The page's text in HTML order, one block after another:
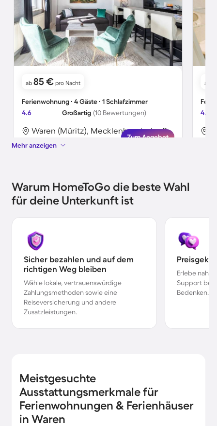
ab 85 € pro Nacht
Ferienwohnung ∙ 4 Gäste ∙ 1 Schlafzimmer
4.6
Großartig (10 Bewertungen)
Waren (Müritz), Mecklenburgische Seenplatte, Deutschland
Zum Angebot
ab
4.6
Mehr anzeigen
Warum HomeToGo die beste Wahl
für deine Unterkunft ist
Sicher bezahlen und auf dem
richtigen Weg bleiben
Wähle lokale, vertrauenswürdige
Zahlungsmethoden sowie eine
Reiseversicherung und andere
Zusatzleistungen.
Erlebe
Support bei
Bedenken.
Meistgesuchte
Ausstattungsmerkmale für
Ferienwohnungen & Ferienhäuser
in Waren